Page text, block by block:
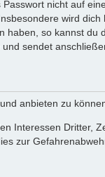
nicht auf
wird dich
haben, so kannst du
sendet
anbieten zu
Interessen Dritter,
zur